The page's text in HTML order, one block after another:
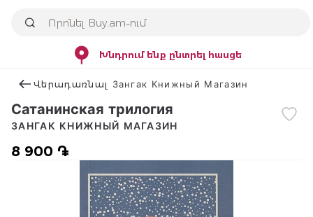
Խնդրում ենք ընտրել հասցե
Վերադառնալ Зангак Книжный Магазин
Сатанинская трилогия
8 900 ֏
ЗАНГАК КНИЖНЫЙ МАГАЗИН